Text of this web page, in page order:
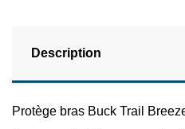
Description
Protège bras Buck Trail